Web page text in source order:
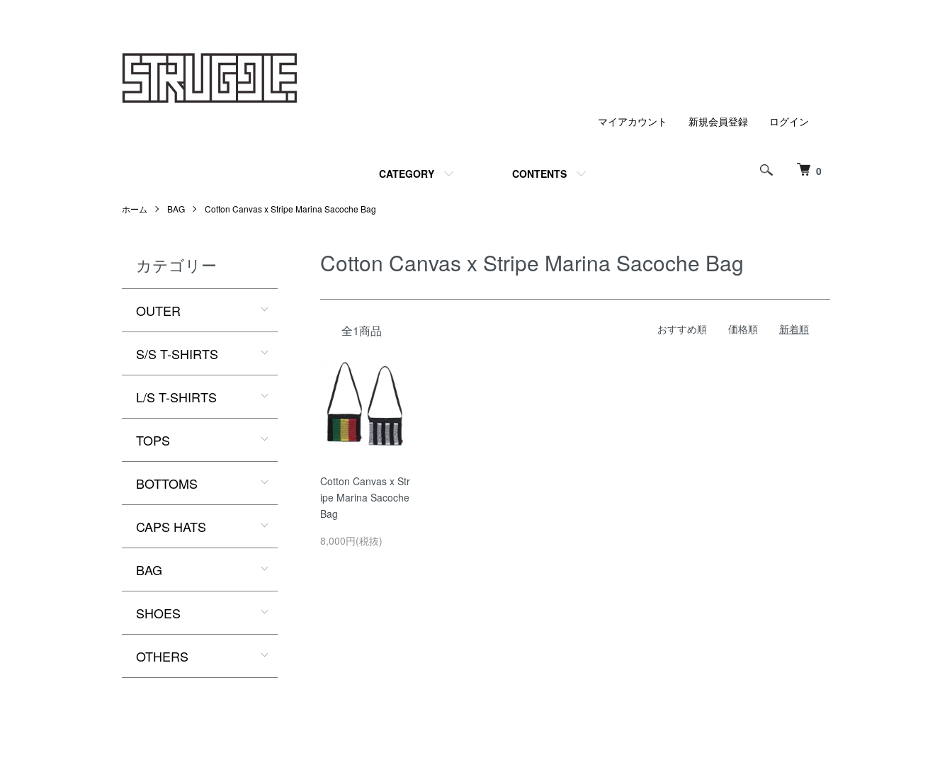
0
CATEGORY CONTENTS
マイアカウント 新規会員登録 ログイン
ホーム BAG Cotton Canvas x Stripe Marina Sacoche Bag
Cotton Canvas x Stripe Marina Sacoche Bag
全1商品 おすすめ順 価格順 新着順
Cotton Canvas x Str
ipe Marina Sacoche
Bag
8,000円(税抜)
カテゴリー
OUTER
S/S T-SHIRTS
L/S T-SHIRTS
TOPS
BOTTOMS
CAPS HATS
BAG
SHOES
OTHERS